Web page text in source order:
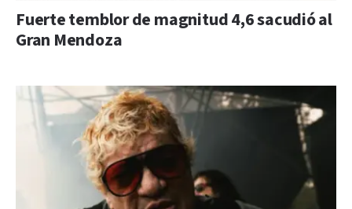
Fuerte temblor de magnitud 4,6 sacudió al
Gran Mendoza